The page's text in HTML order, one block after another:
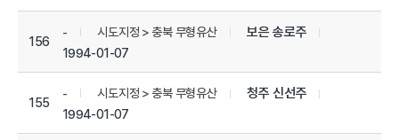
156
- 시도지정 > 충북 무형유산 보은 송로주
1994-01-07
155
- 시도지정 > 충북 무형유산 청주 신선주
1994-01-07